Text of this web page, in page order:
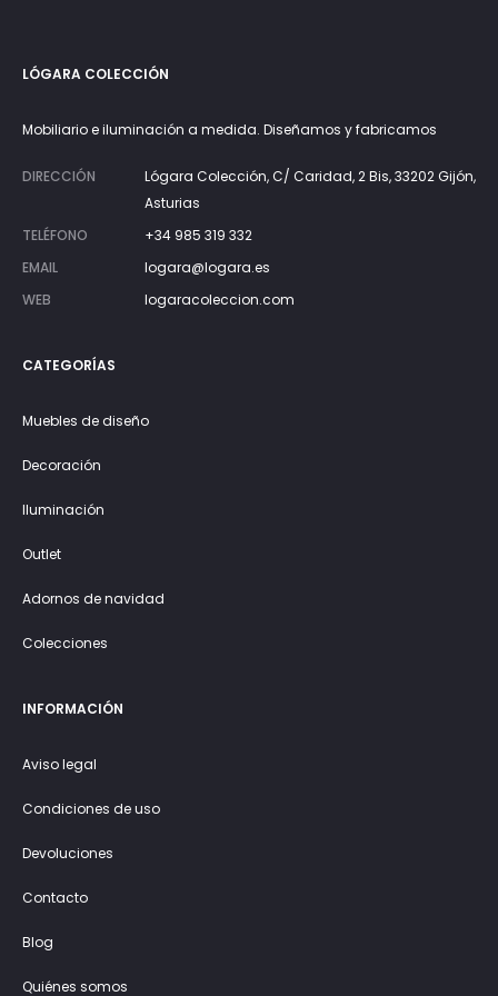
LÓGARA COLECCIÓN
Mobiliario e iluminación a medida. Diseñamos y fabricamos
DIRECCIÓN
Lógara Colección, C/ Caridad, 2 Bis, 33202 Gijón,
Asturias
TELÉFONO
+34 985 319 332
EMAIL
logara@logara.es
WEB
logaracoleccion.com
CATEGORÍAS
Muebles de diseño
Decoración
Iluminación
Outlet
Adornos de navidad
Colecciones
INFORMACIÓN
Aviso legal
Condiciones de uso
Devoluciones
Contacto
Blog
Quiénes somos